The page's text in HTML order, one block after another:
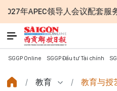
导人会议配套服务项目工程认
SGGP Online SGGP Đầu tư Tài chính
教育 教育与授